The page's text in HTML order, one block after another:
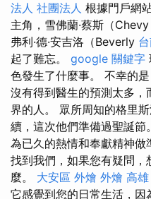
法人 社團法人 根據門戶網
主角，雪佛蘭·蔡斯（Chevy
弗利·德·安吉洛（Beverly
起了難忘。 google 關鍵字
色發生了什麼事。 不幸的
沒有得到醫生的預測太多
界的人。 眾所周知的格里
續，這次他們準備過聖誕節
為已久的熱情和奉獻精神做
找到我們，如果您有疑問
麼。 大安區 外燴 外燴 高雄
它感覺到您的日常生活，